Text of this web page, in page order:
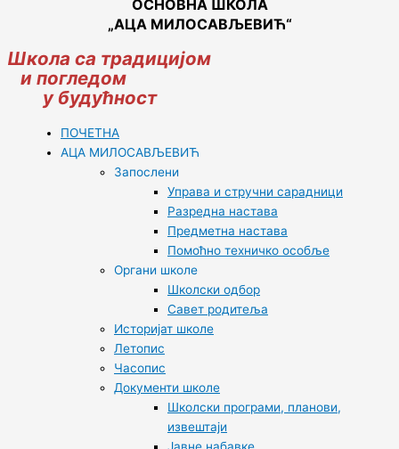
ОСНОВНА ШКОЛА
„АЦА МИЛОСАВЉЕВИЋ“
Школа са традицијом
и погледом
у будућност
ПОЧЕТНА
АЦА МИЛОСАВЉЕВИЋ
Запослени
Управа и стручни сарадници
Разредна настава
Предметна настава
Помоћно техничко особље
Органи школе
Школски одбор
Савет родитеља
Историјат школе
Летопис
Часопис
Документи школе
Школски програми, планови,
извештаји